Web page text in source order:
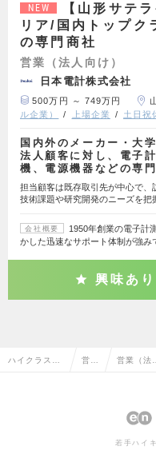
NEW
【山形サテ
リア/国内トップク
の専門商社
営業（法人向け）
日本電計株式会社
500万円 ～ 749万円
ル企業）
上場企業 土日祝
国内外のメーカー・大
法人顧客に対し、電子
機、電源機器などの専
担当顧客は既存取引先が中心で
技術課題や研究開発のニーズを把
会社概要
1950年創業の電子計
かした迅速なサポート体制が強み
興味あり
ハイクラス求 営業 営業（法人
若手ハイ